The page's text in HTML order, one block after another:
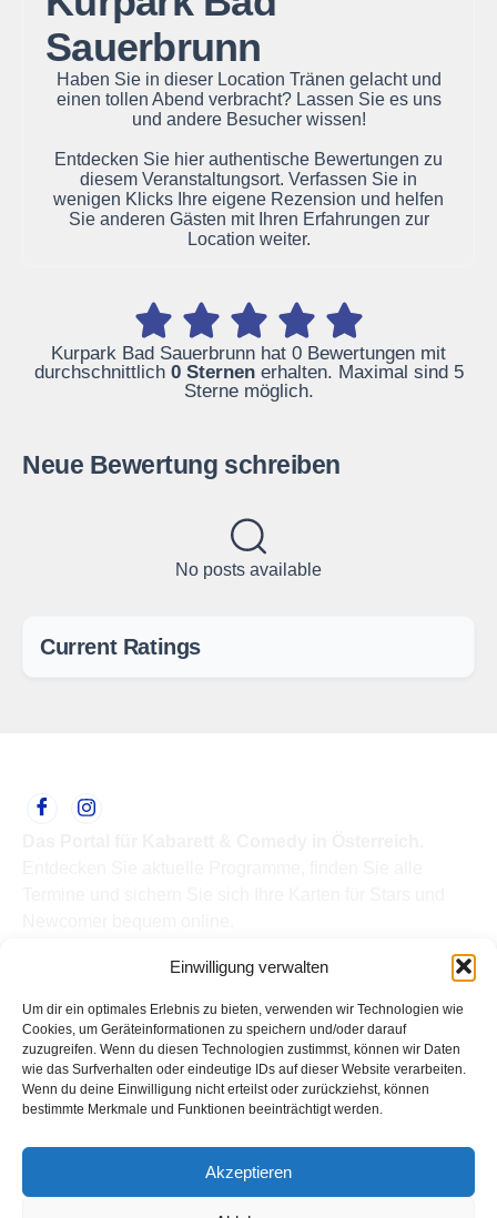
Einwilligung verwalten
Um dir ein optimales Erlebnis zu bieten, verwenden wir Technologien wie
Cookies, um Geräteinformationen zu speichern und/oder darauf
zuzugreifen. Wenn du diesen Technologien zustimmst, können wir Daten
wie das Surfverhalten oder eindeutige IDs auf dieser Website verarbeiten.
Wenn du deine Einwilligung nicht erteilst oder zurückziehst, können
bestimmte Merkmale und Funktionen beeinträchtigt werden.
Akzeptieren
Sauerbrunn
Haben Sie in dieser Location Tränen gelacht und
einen tollen Abend verbracht? Lassen Sie es uns
und andere Besucher wissen!
Entdecken Sie hier authentische Bewertungen zu
diesem Veranstaltungsort. Verfassen Sie in
wenigen Klicks Ihre eigene Rezension und helfen
Sie anderen Gästen mit Ihren Erfahrungen zur
Location weiter.
Kurpark Bad Sauerbrunn hat 0 Bewertungen mit
durchschnittlich 0 Sternenerhalten. Maximal sind 5
Sterne möglich.
Neue Bewertung schreiben
No posts available
Current Ratings
Termine
Kabarettisten
Spielorte
Top Links
Kabarettisten in Österreich: Aktuelle Stars & Programme
Kontakt